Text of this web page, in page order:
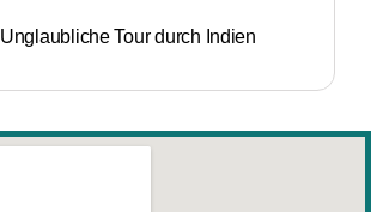
Unglaubliche Tour durch Indien